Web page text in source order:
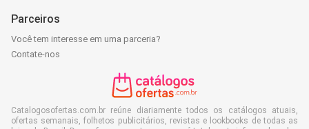
Parceiros
Você tem interesse em uma parceria?
Contate-nos
Catalogosofertas.com.br reúne diariamente todos os catálogos atuais,
ofertas semanais, folhetos publicitários, revistas e lookbooks de todas as